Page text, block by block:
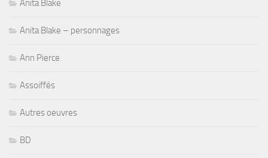
Anita Blake
Anita Blake – personnages
Ann Pierce
Assoiffés
Autres oeuvres
BD